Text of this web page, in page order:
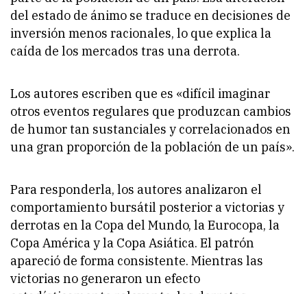
del estado de ánimo se traduce en decisiones de
inversión menos racionales, lo que explica la
caída de los mercados tras una derrota.
Los autores escriben que es «difícil imaginar
otros eventos regulares que produzcan cambios
de humor tan sustanciales y correlacionados en
una gran proporción de la población de un país».
Para responderla, los autores analizaron el
comportamiento bursátil posterior a victorias y
derrotas en la Copa del Mundo, la Eurocopa, la
Copa América y la Copa Asiática. El patrón
apareció de forma consistente. Mientras las
victorias no generaron un efecto